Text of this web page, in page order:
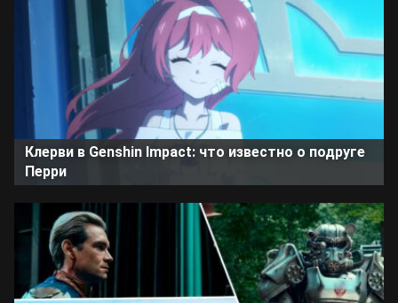
Клерви в Genshin Impact: что известно о подруге
Перри